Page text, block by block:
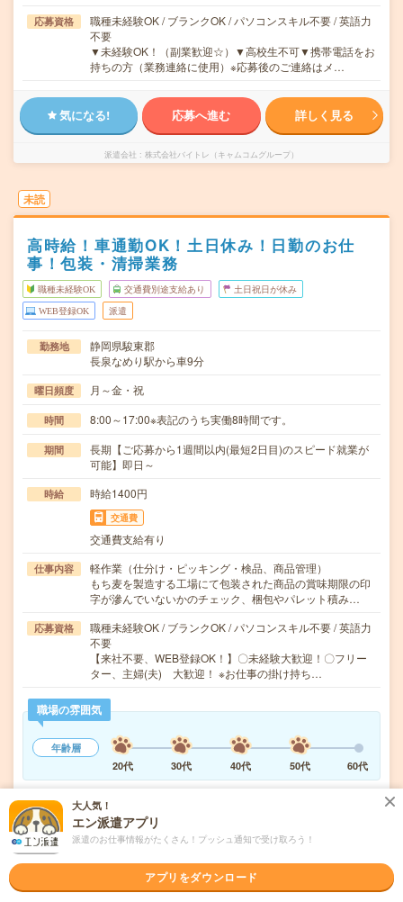
応募資格
職種未経験OK / ブランクOK / パソコンスキル不要 / 英語力
不要
▼未経験OK！（副業歓迎☆）▼高校生不可▼携帯電話をお
持ちの方（業務連絡に使用）※応募後のご連絡はメ…
気になる! 応募へ進む 詳しく見る
派遣会社 株式会社バイトレ（キャムコムグループ）
未読
高時給！車通勤OK！土日休み！日勤のお仕
事！包装・清掃業務
職種未経験OK 交通費別途支給あり 土日祝日が休み
WEB登録OK 派遣
勤務地
静岡県駿東郡
長泉なめり駅から車9分
曜日頻度 月～金・祝
時間 8:00～17:00※表記のうち実働8時間です。
期間
長期【ご応募から1週間以内(最短2日目)のスピード就業が
可能】即日～
時給 時給1400円
交通費
交通費支給有り
仕事内容
軽作業（仕分け・ピッキング・検品、商品管理）
もち麦を製造する工場にて包装された商品の賞味期限の印
字が滲んでいないかのチェック、梱包やパレット積み…
応募資格
職種未経験OK / ブランクOK / パソコンスキル不要 / 英語力
不要
【来社不要、WEB登録OK！】〇未経験大歓迎！〇フリー
ター、主婦(夫) 大歓迎！ ※お仕事の掛け持ち…
職場の雰囲気
年齢層
20代
30代 40代 50代 60代
気になる!
大人気！
エン派遣アプリ
派遣のお仕事情報がたくさん！プッシュ通知で受け取ろう！
アプリをダウンロード